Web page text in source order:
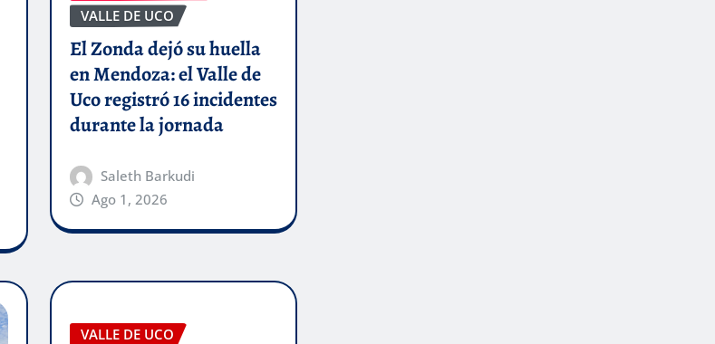
VALLE DE UCO
El Zonda dejó su huella
en Mendoza: el Valle de
Uco registró 16 incidentes
durante la jornada
Saleth Barkudi
Ago 1, 2026
VALLE DE UCO